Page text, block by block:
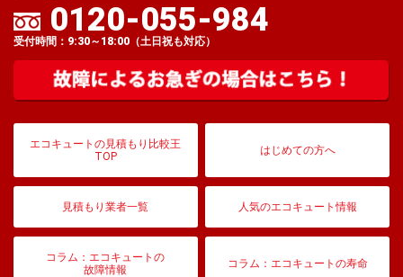
0120-055-984
受付時間：9:30～18:00（土日祝も対応）
エコキュートの見積もり比較王
TOP
はじめての方へ
見積もり業者一覧 人気のエコキュート情報
コラム：エコキュートの
故障情報
コラム：エコキュートの寿命